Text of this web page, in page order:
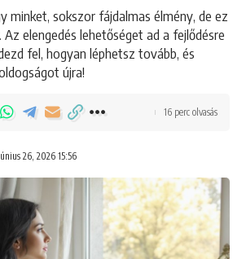
minket, sokszor fájdalmas élmény, de ez
elengedés lehetőséget ad a fejlődésre
fel, hogyan léphetsz tovább, és
újra!
26, 2026 15:56
16 perc olvasás